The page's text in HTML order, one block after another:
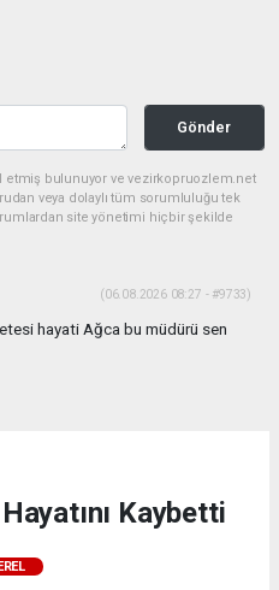
Gönder
etmiş bulunuyor ve vezirkopruozlem.net
veya dolaylı tüm sorumluluğu tek
site yönetimi hiçbir şekilde
(06.08.2026 08:27 - #9733)
hayati Ağca bu müdürü sen
Kaybetti